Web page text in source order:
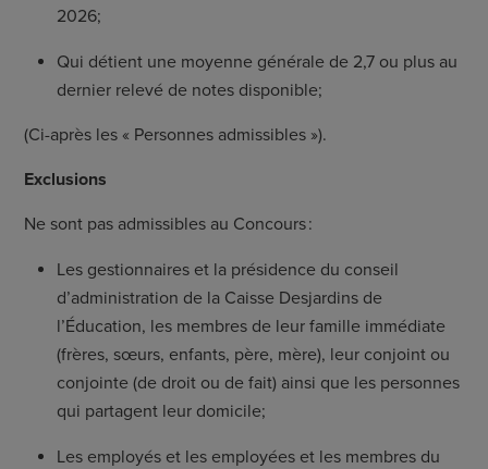
2026;
Qui détient une moyenne générale de 2,7 ou plus au
dernier relevé de notes disponible;
(Ci-après les « Personnes admissibles »).
Exclusions
Ne sont pas admissibles au Concours :
Les gestionnaires et la présidence du conseil
d’administration de la Caisse Desjardins de
l’Éducation, les membres de leur famille immédiate
(frères, sœurs, enfants, père, mère), leur conjoint ou
conjointe (de droit ou de fait) ainsi que les personnes
qui partagent leur domicile;
Les employés et les employées et les membres du